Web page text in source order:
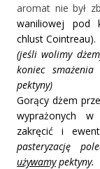
aromat nie był
waniliowej pod
chlust Cointreau).
(jeśli wolimy
koniec
pektyny)
Gorący dżem
wyprażonych
zakręcić i
pasteryzację
używamypektyny.